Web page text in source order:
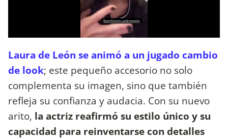
Laura de León se animó a un jugado cambio
de look; este pequeño accesorio no solo
complementa su imagen, sino que también
refleja su confianza y audacia. Con su nuevo
arito, la actriz reafirmó su estilo único y su
capacidad para reinventarse con detalles